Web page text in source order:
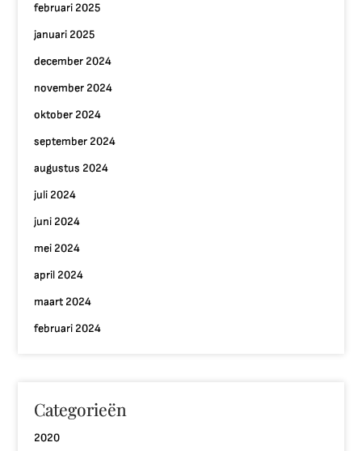
februari 2025
januari 2025
december 2024
november 2024
oktober 2024
september 2024
augustus 2024
juli 2024
juni 2024
mei 2024
april 2024
maart 2024
februari 2024
Categorieën
2020